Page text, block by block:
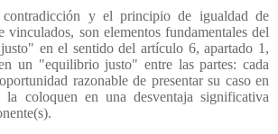
y el principio de igualdad de
vinculados, son elementos fundamentales del
en el sentido del artículo 6, apartado 1,
un "equilibrio justo" entre las partes: cada
razonable de presentar su caso en
la coloquen en una desventaja significativa